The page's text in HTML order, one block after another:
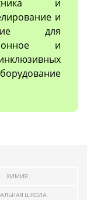
и
и
для
и
ХИМИЯ
ШКОЛА